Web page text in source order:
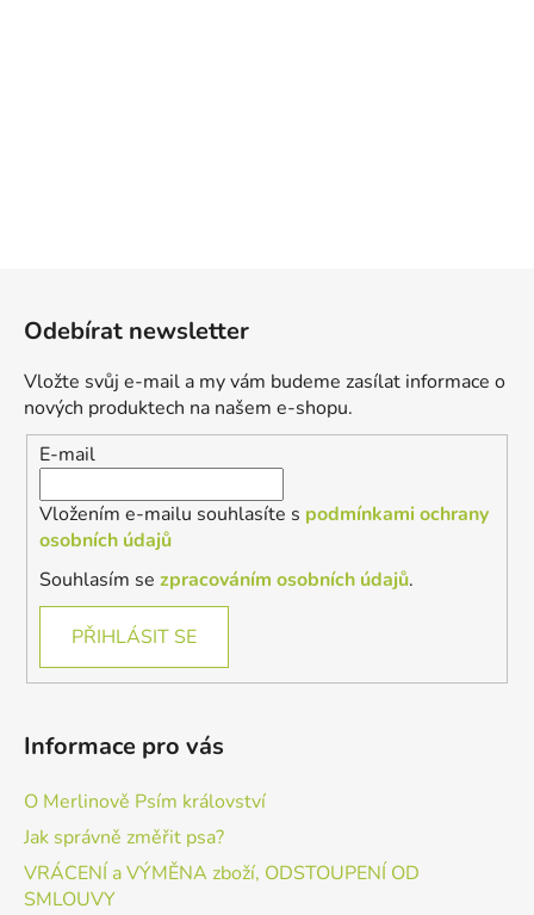
Odebírat newsletter
Vložte svůj e-mail a my vám budeme zasílat informace o
nových produktech na našem e-shopu.
E-mail
Vložením e-mailu souhlasíte s podmínkami ochrany
osobních údajů
Souhlasím se zpracováním osobních údajů.
PŘIHLÁSIT SE
Informace pro vás
O Merlinově Psím království
Jak správně změřit psa?
VRÁCENÍ a VÝMĚNA zboží, ODSTOUPENÍ OD
SMLOUVY